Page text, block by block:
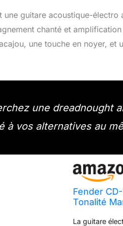
une guitare acoustique-
chanté et
une touche en noyer,
une dreadnought
à vos alternatives au
Fender
Tonalité
La guitare